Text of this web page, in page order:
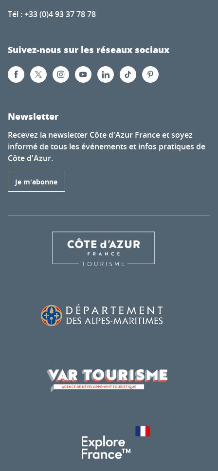
Tél : +33 (0)4 93 37 78 78
Suivez-nous sur les réseaux sociaux
Newsletter
Recevez la newsletter Côte d'Azur France et soyez
informé de tous les événements et infos pratiques de
Côte d'Azur.
Je m'abonne